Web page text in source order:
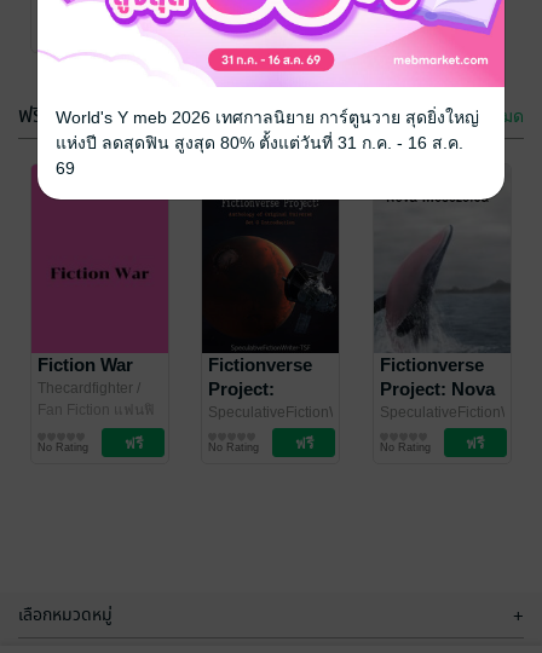
Thecardfighter/Thegundam/RetaleUniverse
นิยายแฟนตาซี
ฟรีกระจาย ดูทั้งหมด
Fiction War
Thecardfighter /
Thecardfighter/Thegundam/RetaleUniverse
Fan Fiction แฟนฟิ
No Rating
Fictionverse
Project:
Anthology of
Original
Universe Set 0
SpeculativeFictionWriter-
Thecardfighter/Thegundam/RetaleUniverse
รวมเรื่องสั้น
No Rating
Fictionverse
Project: Nova
Mesozoica Set
0 Introduction
to Nova
Thecardfighter/
นิยายไซไฟ
No Rating
เลือกหมวดหมู่ +
World's Y meb 2026 เทศกาลนิยาย การ์ตูนวาย สุดยิ่งใหญ่
แห่งปี ลดสุดฟิน สูงสุด 80% ตั้งแต่วันที่ 31 ก.ค. - 16 ส.ค.
69